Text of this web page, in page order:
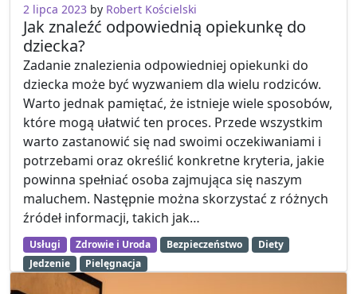
2 lipca 2023 by Robert Kościelski
Jak znaleźć odpowiednią opiekunkę do
dziecka?
Zadanie znalezienia odpowiedniej opiekunki do
dziecka może być wyzwaniem dla wielu rodziców.
Warto jednak pamiętać, że istnieje wiele sposobów,
które mogą ułatwić ten proces. Przede wszystkim
warto zastanowić się nad swoimi oczekiwaniami i
potrzebami oraz określić konkretne kryteria, jakie
powinna spełniać osoba zajmująca się naszym
maluchem. Następnie można skorzystać z różnych
źródeł informacji, takich jak…
Usługi Zdrowie i Uroda Bezpieczeństwo
Diety
Jedzenie
Pielęgnacja